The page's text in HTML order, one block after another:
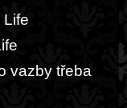
Life
vazby třeba